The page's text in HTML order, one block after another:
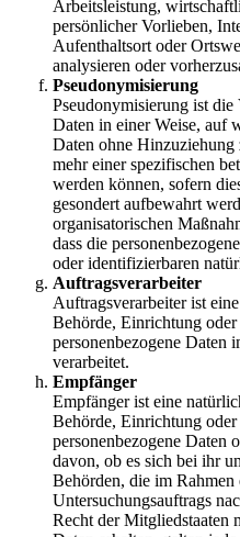
Arbeitsleistung,
persönlicher Vorlieben,
Aufenthaltsort oder
analysieren oder
Pseudonymisierung
Pseudonymisierung ist die
Daten in einer Weise, auf
Daten ohne
mehr einer spezifischen
werden können, sofern
gesondert aufbewahrt
organisatorischen
dass die
oder identifizierbaren
Auftragsverarbeiter
Auftragsverarbeiter ist
Behörde, Einrichtung oder
personenbezogene Daten
verarbeitet.
Empfänger
Empfänger ist eine
Behörde, Einrichtung oder
personenbezogene Daten
davon, ob es sich bei ihr
Behörden, die im Rahmen
Untersuchungsauftrags
Recht der Mitgliedstaaten